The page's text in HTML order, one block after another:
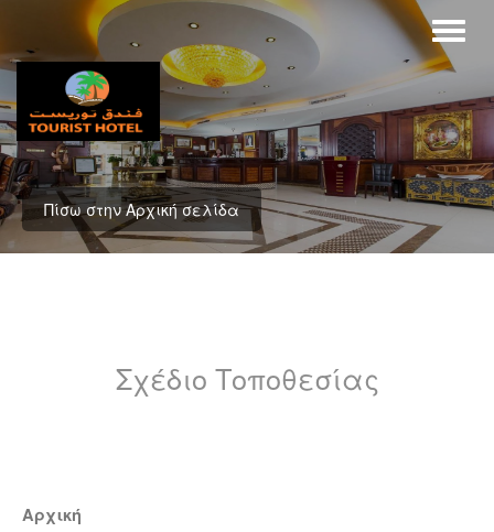
Πίσω στην Αρχική σελίδα
Σχέδιο Τοποθεσίας
Αρχική